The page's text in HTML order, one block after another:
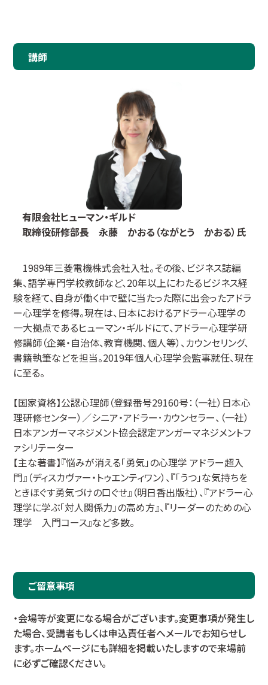
講師
有限会社ヒューマン・ギルド
取締役研修部長 永藤 かおる（ながとう かおる）氏
1989年三菱電機株式会社入社。その後、ビジネス誌編
集、語学専門学校教師など、20年以上にわたるビジネス経
験を経て、自身が働く中で壁に当たった際に出会ったアドラ
ー心理学を修得。現在は、日本におけるアドラー心理学の
一大拠点であるヒューマン・ギルドにて、アドラー心理学研
修講師（企業・自治体、教育機関、個人等）、カウンセリング、
書籍執筆などを担当。2019年個人心理学会監事就任、現在
に至る。
【国家資格】公認心理師（登録番号29160号：（一社）日本心
理研修センター）／シニア・アドラー･カウンセラー、（一社）
日本アンガーマネジメント協会認定アンガーマネジメントフ
ァシリテーター
【主な著書】『悩みが消える「勇気」の心理学 アドラー超入
門』（ディスカヴァー・トゥエンティワン）、『「うつ」な気持ちを
ときほぐす勇気づけの口ぐせ』（明日香出版社）、『アドラー心
理学に学ぶ「対人関係力」の高め方』、『リーダーのための心
理学 入門コース』など多数。
ご留意事項
・会場等が変更になる場合がございます。変更事項が発生し
た場合、受講者もしくは申込責任者へメールでお知らせし
ます。ホームページにも詳細を掲載いたしますので来場前
に必ずご確認ください。